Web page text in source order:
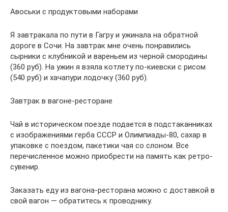
Авоськи с продуктовыми наборами
Я завтракала по пути в Гагру и ужинала на обратной
дороге в Сочи. На завтрак мне очень понравились
сырники с клубникой и вареньем из черной смородины
(360 руб). На ужин я взяла котлету по-киевски с рисом
(540 руб) и хачапури лодочку (360 руб).
Завтрак в вагоне-ресторане
Чай в историческом поезде подается в подстаканниках
с изображениями герба СССР и Олимпиады-80, сахар в
упаковке с поездом, пакетики чая со слоном. Все
перечисленное можно приобрести на память как ретро-
сувенир.
Заказать еду из вагона-ресторана можно с доставкой в
свой вагон — обратитесь к проводнику.